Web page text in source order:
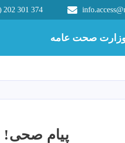
صحت عامه
202 301 374
Main
صحت عامه
پیام صحی!